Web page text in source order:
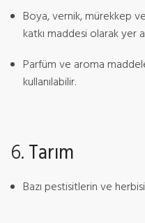
Boya, vernik, mürekkep
katkı maddesi olarak yer
Parfüm ve aroma
kullanılabilir.
6.Tarım
Bazı pestisitlerin ve